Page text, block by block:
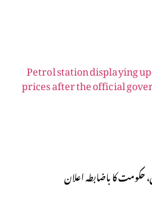
حکومت کا باضابطہ اعلان